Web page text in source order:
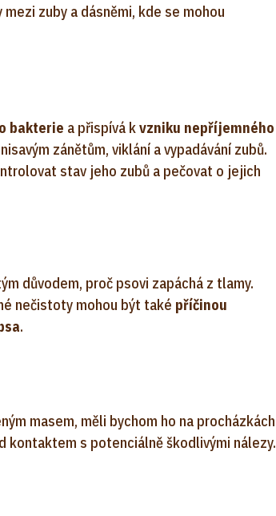
zuby a dásněmi, kde se mohou
bakterie a přispívá kvzniku nepříjemného
zánětům, viklání a vypadávání zubů.
stav jeho zubů a pečovat o jejich
důvodem, proč psovi zapáchá z tlamy.
nečistoty mohou být také příčinou
.
masem, měli bychom ho na procházkách
kontaktem s potenciálně škodlivými nálezy.